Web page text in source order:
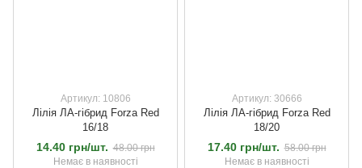
Артикул: 10806
Лілія ЛА-гібрид Forza Red
16/18
14.40 грн/шт. 48.00 грн
Немає в наявності
Артикул: 30666
Лілія ЛА-гібрид Forza Red
18/20
17.40 грн/шт. 58.00 грн
Немає в наявності